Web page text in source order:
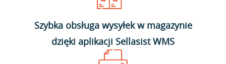
Szybka obsługa wysyłek w magazynie
dzięki aplikacji Sellasist WMS